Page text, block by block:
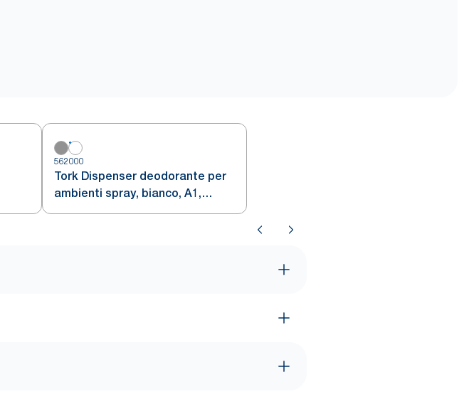
562000
Tork Dispenser deodorante per
ambienti spray, bianco, A1,
ricarica rapida, linea Elevation,